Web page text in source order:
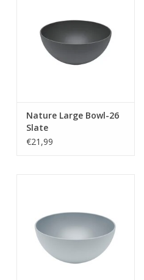
Nature Large Bowl-26
Slate
€21,99